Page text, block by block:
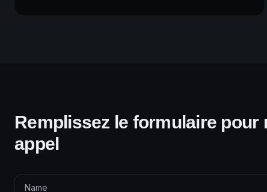
Remplissez le formulaire pour
appel